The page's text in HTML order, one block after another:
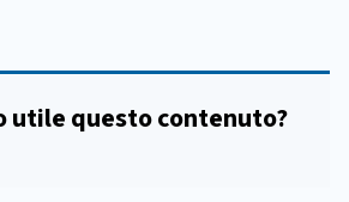
utile questo contenuto?